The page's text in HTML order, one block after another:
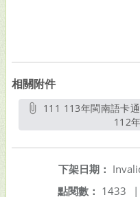
相關附件
112
下架日期：
點閱數： 1433 |